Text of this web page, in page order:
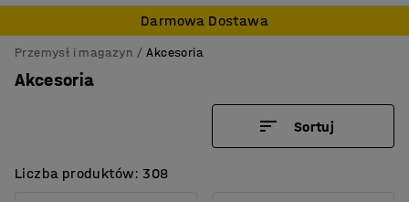
Darmowa Dostawa
Przemysł i magazyn Akcesoria
Akcesoria
Sortuj
Liczba produktów: 308